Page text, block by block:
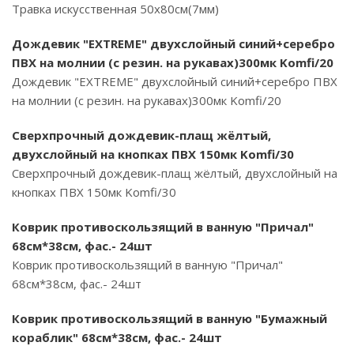
Травка искусственная 50х80см(7мм)
Дождевик "EXTREME" двухслойный синий+серебро
ПВХ на молнии (с резин. на рукавах)300мк Komfi/20
Дождевик "EXTREME" двухслойный синий+серебро ПВХ
на молнии (с резин. на рукавах)300мк Komfi/20
Сверхпрочный дождевик-плащ жёлтый,
двухслойный на кнопках ПВХ 150мк Komfi/30
Сверхпрочный дождевик-плащ жёлтый, двухслойный на
кнопках ПВХ 150мк Komfi/30
Коврик противоскользящий в ванную "Причал"
68см*38см, фас.- 24шт
Коврик противоскользящий в ванную "Причал"
68см*38см, фас.- 24шт
Коврик противоскользящий в ванную "Бумажный
кораблик" 68см*38см, фас.- 24шт